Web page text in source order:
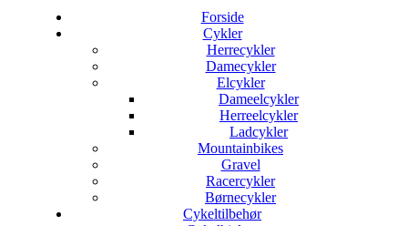
Forside
Cykler
Herrecykler
Damecykler
Elcykler
Dameelcykler
Herreelcykler
Ladcykler
Mountainbikes
Gravel
Racercykler
Børnecykler
Cykeltilbehør